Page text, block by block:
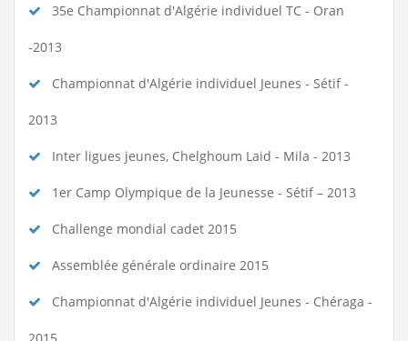
35e Championnat d'Algérie individuel TC - Oran
-2013
Championnat d'Algérie individuel Jeunes - Sétif -
2013
Inter ligues jeunes, Chelghoum Laid - Mila - 2013
1er Camp Olympique de la Jeunesse - Sétif – 2013
Challenge mondial cadet 2015
Assemblée générale ordinaire 2015
Championnat d'Algérie individuel Jeunes - Chéraga -